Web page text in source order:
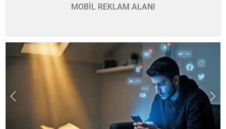
MOBİL REKLAM ALANI